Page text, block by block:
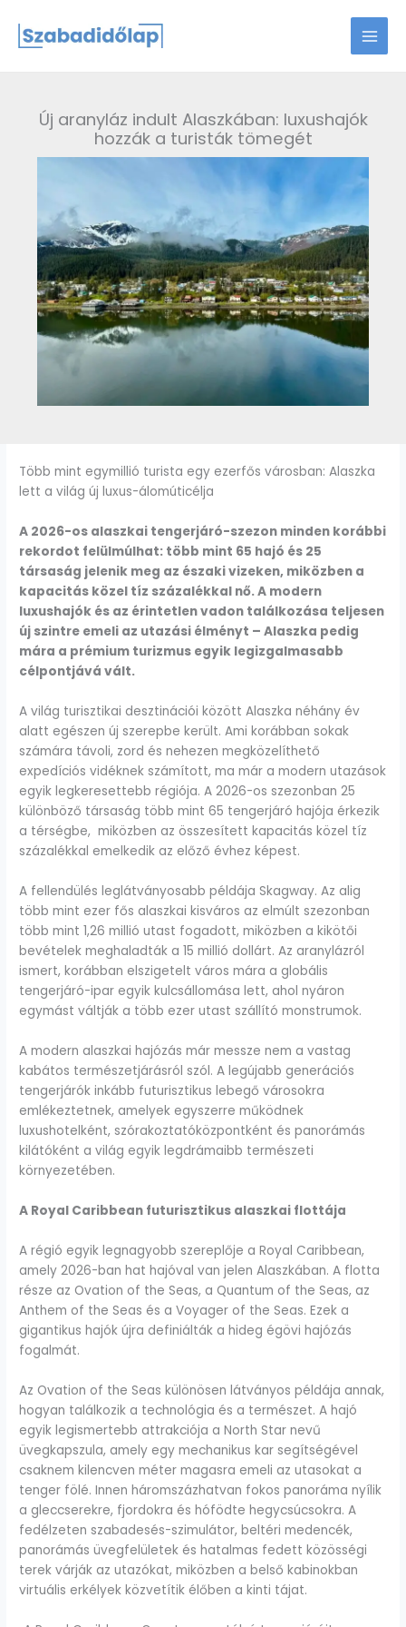
content
Új aranyláz indult Alaszkában: luxushajók
hozzák a turisták tömegét
Több mint egymillió turista egy ezerfős városban: Alaszka
lett a világ új luxus-álomúticélja
A 2026-os alaszkai tengerjáró-szezon minden korábbi
rekordot felülmúlhat: több mint 65 hajó és 25
társaság jelenik meg az északi vizeken, miközben a
kapacitás közel tíz százalékkal nő. A modern
luxushajók és az érintetlen vadon találkozása teljesen
új szintre emeli az utazási élményt – Alaszka pedig
mára a prémium turizmus egyik legizgalmasabb
célpontjává vált.
A világ turisztikai desztinációi között Alaszka néhány év
alatt egészen új szerepbe került. Ami korábban sokak
számára távoli, zord és nehezen megközelíthető
expedíciós vidéknek számított, ma már a modern utazások
egyik legkeresettebb régiója. A 2026-os szezonban 25
különböző társaság több mint 65 tengerjáró hajója érkezik
a térségbe, miközben az összesített kapacitás közel tíz
százalékkal emelkedik az előző évhez képest.
A fellendülés leglátványosabb példája Skagway. Az alig
több mint ezer fős alaszkai kisváros az elmúlt szezonban
több mint 1,26 millió utast fogadott, miközben a kikötői
bevételek meghaladták a 15 millió dollárt. Az aranylázról
ismert, korábban elszigetelt város mára a globális
tengerjáró-ipar egyik kulcsállomása lett, ahol nyáron
egymást váltják a több ezer utast szállító monstrumok.
A modern alaszkai hajózás már messze nem a vastag
kabátos természetjárásról szól. A legújabb generációs
tengerjárók inkább futurisztikus lebegő városokra
emlékeztetnek, amelyek egyszerre működnek
luxushotelként, szórakoztatóközpontként és panorámás
kilátóként a világ egyik legdrámaibb természeti
környezetében.
A Royal Caribbean futurisztikus alaszkai flottája
A régió egyik legnagyobb szereplője a Royal Caribbean,
amely 2026-ban hat hajóval van jelen Alaszkában. A flotta
része az Ovation of the Seas, a Quantum of the Seas, az
Anthem of the Seas és a Voyager of the Seas. Ezek a
gigantikus hajók újra definiálták a hideg égövi hajózás
fogalmát.
Az Ovation of the Seas különösen látványos példája annak,
hogyan találkozik a technológia és a természet. A hajó
egyik legismertebb attrakciója a North Star nevű
üvegkapszula, amely egy mechanikus kar segítségével
csaknem kilencven méter magasra emeli az utasokat a
tenger fölé. Innen háromszázhatvan fokos panoráma nyílik
a gleccserekre, fjordokra és hófödte hegycsúcsokra. A
fedélzeten szabadesés-szimulátor, beltéri medencék,
panorámás üvegfelületek és hatalmas fedett közösségi
terek várják az utazókat, miközben a belső kabinokban
virtuális erkélyek közvetítik élőben a kinti tájat.